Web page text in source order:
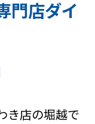
門店ダイ
き店の堀越で